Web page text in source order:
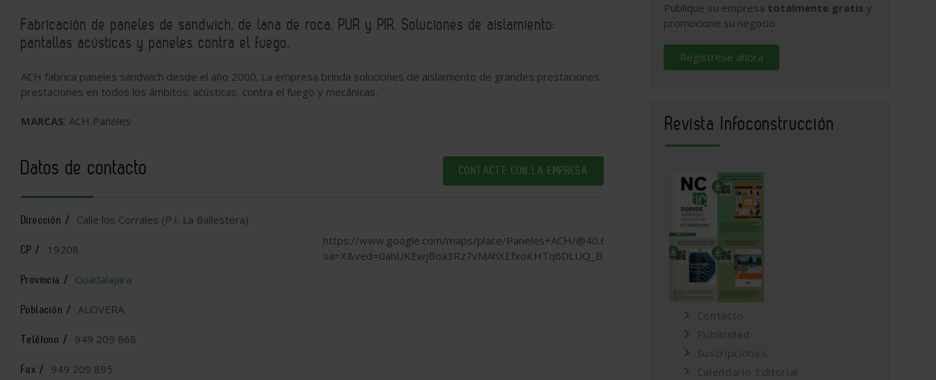
Fabricación de paneles de sandwich, de lana de roca, PUR y PIR. Soluciones de aislamiento:
pantallas acústicas y paneles contra el fuego.
ACH fabrica paneles sándwich desde el año 2000. La empresa brinda soluciones de aislamiento de grandes prestaciones
prestaciones en todos los ámbitos: acústicas, contra el fuego y mecánicas.
MARCAS: ACH Paneles
Datos de contacto CONTACTE CON LA EMPRESA
Dirección / Calle los Corrales (P.I. La Ballestera)
CP / 19208
Provincia / Guadalajara
Población / ALOVERA
Teléfono / 949 209 868
Fax / 949 209 895
https://www.google.com/maps/place/Paneles+ACH/@40.610906,-3.249988,15z/
sa=X&ved=0ahUKEwjBoa3Rz7vMAhXEfxoKHTq6DLUQ_BIIbjAN
Publique su empresa totalmente gratis y
promocione su negocio
Regístrese ahora
Revista Infoconstrucción
Contacto
Publicidad
Suscripciones
Calendario Editorial